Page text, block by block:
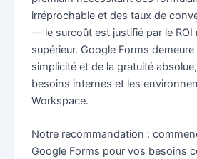
irréprochable et des taux de
— le surcoût est justifié par le ROI
supérieur. Google Forms
simplicité et de la gratuité
besoins internes et les
Workspace.
Notre recommandation :
Google Forms pour vos besoins